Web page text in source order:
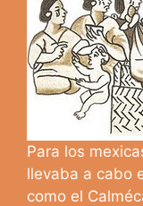
Para los
llevaba a cabo
como el